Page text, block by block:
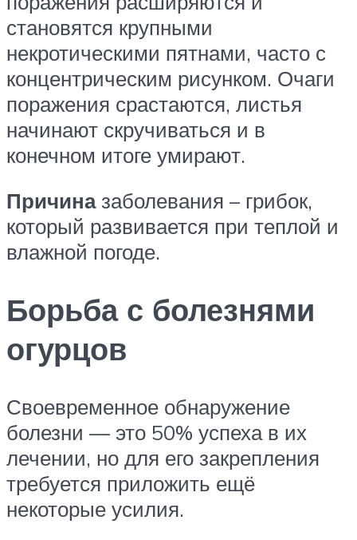
становятся крупными
некротическими пятнами, часто с
концентрическим рисунком. Очаги
поражения срастаются, листья
начинают скручиваться и в
конечном итоге умирают.
Причиназаболевания – грибок,
который развивается при теплой и
влажной погоде.
Борьба с болезнями
огурцов
Своевременное обнаружение
болезни — это 50% успеха в их
лечении, но для его закрепления
требуется приложить ещё
некоторые усилия.